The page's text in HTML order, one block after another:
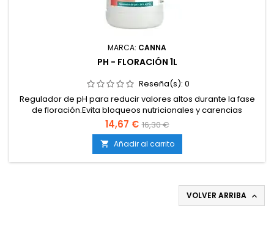
MARCA: CANNA
PH - FLORACIÓN 1L
Reseña(s): 0
Regulador de pH para reducir valores altos durante la fase
de floración.Evita bloqueos nutricionales y carencias
asociadas al exceso de pH.Asegura un rango de absorción
óptimo de nutrientes en floración.Compatible con cultivos en
tierra, coco e hidroponía.Producto concentrado, de acción
rápida y controlada.Diseñado específicamente para...
14,67 € 16,30 €
 Añadir al carrito
VOLVER ARRIBA 